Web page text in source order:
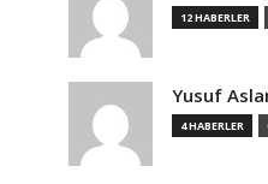
12 HABERLER
Yusuf
4 HABERLER